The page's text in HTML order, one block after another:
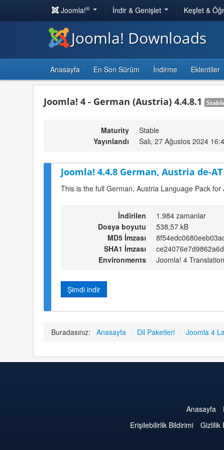
Joomla!® İndir & Genişlet Keşfet &
Joomla! Downloads
Anasayfa En Son Sürüm İndirme Eklentiler
Joomla! 4 - German (Austria) 4.4.8.1
Maturity
Stable
Yayınlandı
Salı, 27 Ağustos 2024
Joomla! 4.4.8 German, Austria de-
This is the full German, Austria Language Pack for
İndirilen
1.984 zamanlar
Dosya boyutu
538,57 kB
MD5 İmzası
SHA1 İmzası
Environments
Joomla! 4
Şimdi indir
Buradasınız: Anasayfa / Dil Paketleri / Joomla 4
Anasayfa
Erişilebilirlik Bildirimi
Gizlilik